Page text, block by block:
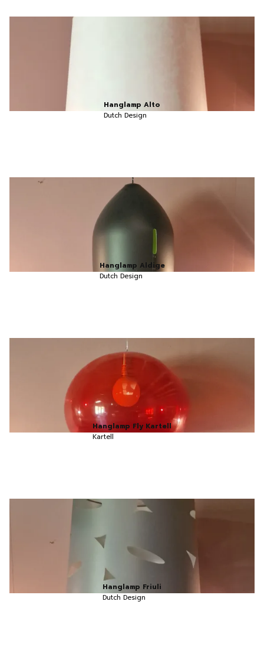
Hanglamp Alto
Dutch Design
Hanglamp Aldige
Dutch Design
Hanglamp Fly Kartell
Kartell
Hanglamp Friuli
Dutch Design